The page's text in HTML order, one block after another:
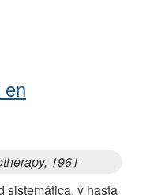
1961
sistemática, y hasta